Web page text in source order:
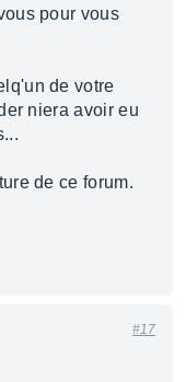
pour vous
de votre
niera avoir eu
de ce forum.
#17